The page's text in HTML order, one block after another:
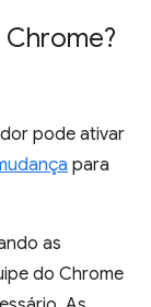
pode ativar
para
as
do Chrome